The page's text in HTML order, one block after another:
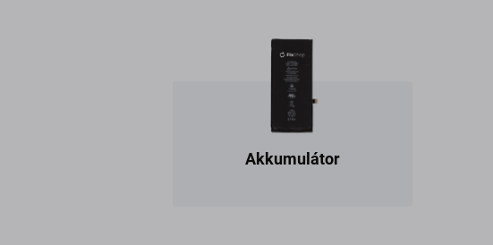
Akkumulátor